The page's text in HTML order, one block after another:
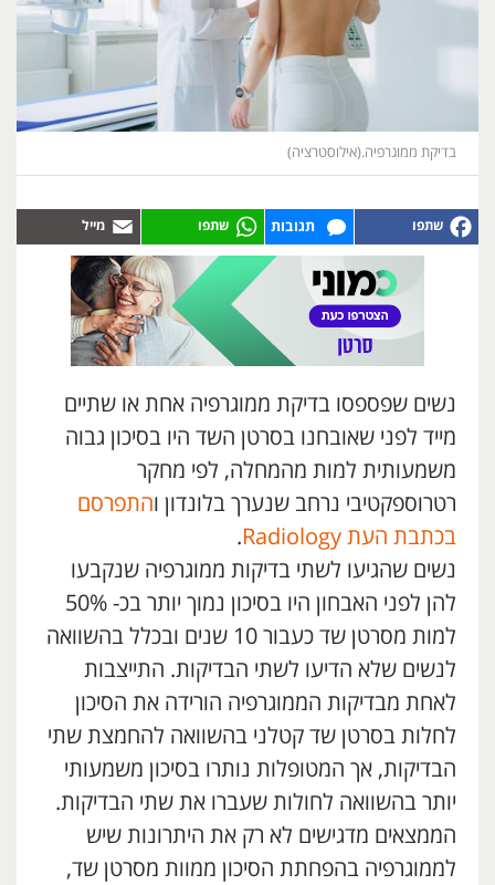
בדיקת ממוגרפיה.(אילוסטרציה)
תגובות
נשים שפספסו בדיקת ממוגרפיה אחת או שתיים
מייד לפני שאובחנו בסרטן השד היו בסיכון גבוה
משמעותית למות מהמחלה, לפי מחקר
רטרוספקטיבי נרחב שנערך בלונדון והתפרסם
בכתבת העת Radiology
.
נשים שהגיעו לשתי בדיקות ממוגרפיה שנקבעו
להן לפני האבחון היו בסיכון נמוך יותר בכ- 50%
למות מסרטן שד כעבור 10 שנים ובכלל בהשוואה
לנשים שלא הדיעו לשתי הבדיקות. התייצבות
לאחת מבדיקות הממוגרפיה הורידה את הסיכון
לחלות בסרטן שד קטלני בהשוואה להחמצת שתי
הבדיקות, אך המטופלות נותרו בסיכון משמעותי
יותר בהשוואה לחולות שעברו את שתי הבדיקות.
הממצאים מדגישים לא רק את היתרונות שיש
לממוגרפיה בהפחתת הסיכון ממוות מסרטן שד,